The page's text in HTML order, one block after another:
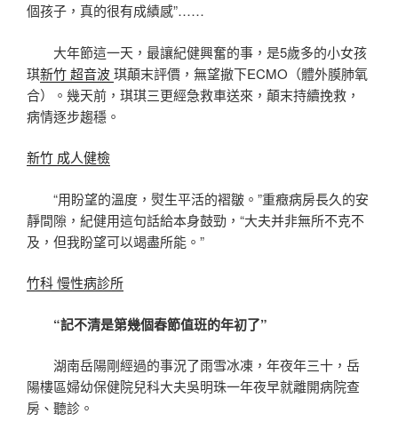
個孩子，真的很有成績感”……
大年節這一天，最讓紀健興奮的事，是5歲多的小女孩
琪新竹 超音波琪顛末評價，無望撤下ECMO（體外膜肺氧
合）。幾天前，琪琪三更經急救車送來，顛末持續挽救，
病情逐步趨穩。
新竹 成人健檢
“用盼望的溫度，熨生平活的褶皺。”重癥病房長久的安
靜間隙，紀健用這句話給本身鼓勁，“大夫并非無所不克不
及，但我盼望可以竭盡所能。”
竹科 慢性病診所
“記不清是第幾個春節值班的年初了”
湖南岳陽剛經過的事況了雨雪冰凍，年夜年三十，岳
陽樓區婦幼保健院兒科大夫吳明珠一年夜早就離開病院查
房、聽診。